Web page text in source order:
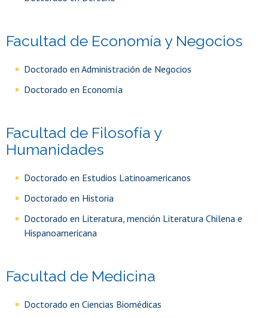
Facultad de Economía y Negocios
Doctorado en Administración de Negocios
Doctorado en Economía
Facultad de Filosofía y
Humanidades
Doctorado en Estudios Latinoamericanos
Doctorado en Historia
Doctorado en Literatura, mención Literatura Chilena e
Hispanoamericana
Facultad de Medicina
Doctorado en Ciencias Biomédicas